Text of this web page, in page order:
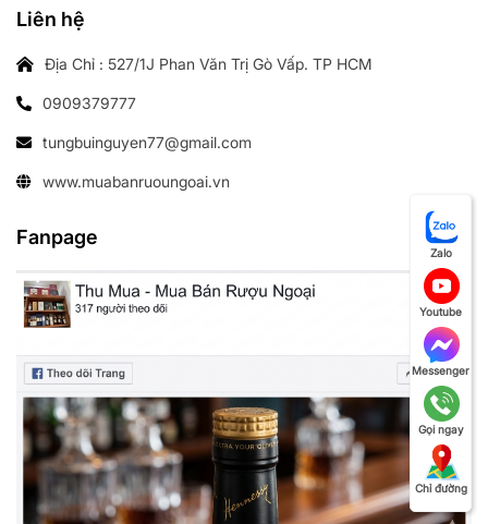
Liên hệ
Địa Chỉ : 527/1J Phan Văn Trị Gò Vấp. TP HCM
0909379777
tungbuinguyen77@gmail.com
www.muabanruoungoai.vn
Fanpage
Zalo
Youtube
Messenger
Gọi ngay
Chỉ đường